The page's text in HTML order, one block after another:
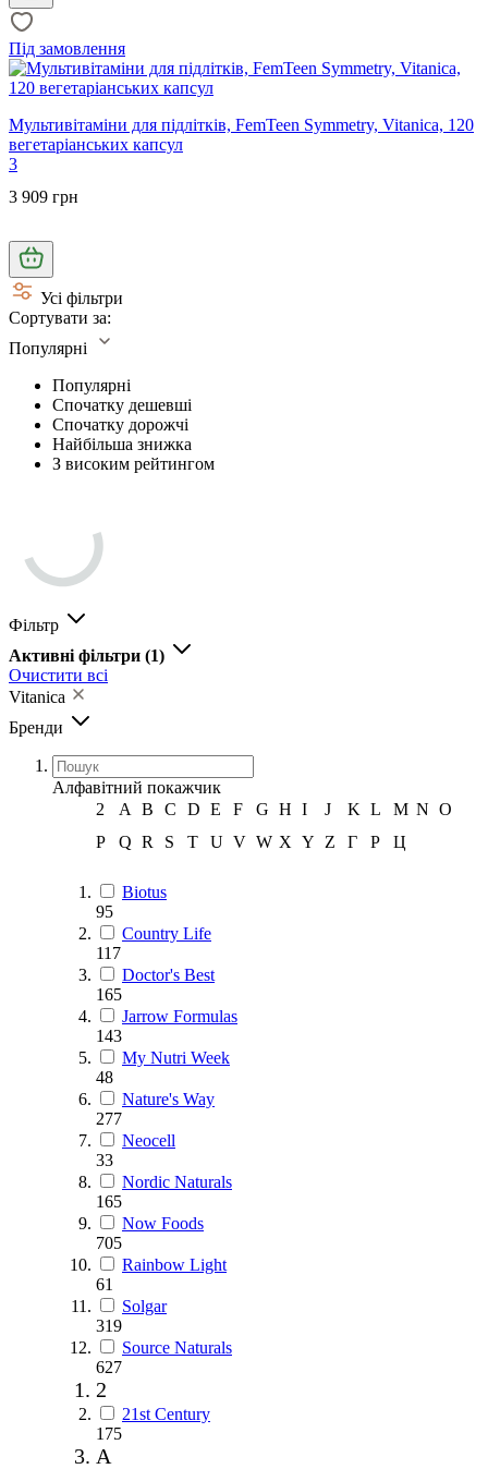
Під замовлення
Мультивітаміни для підлітків, FemTeen Symmetry, Vitanica, 120
вегетаріанських капсул
3
3 909 грн
Усі фільтри
Сортувати за:
Популярні
Популярні
Спочатку дешевші
Спочатку дорожчі
Найбільша знижка
З високим рейтингом
Фільтр
Активні фільтри (1)
Очистити всі
Vitanica
Бренди
Алфавітний покажчик
2
A B C D E F G H I J K L M N O
P
Q R S T U V W X Y Z Г Р Ц
Biotus
95
Country Life
117
Doctor's Best
165
Jarrow Formulas
143
My Nutri Week
48
Nature's Way
277
Neocell
33
Nordic Naturals
165
Now Foods
705
Rainbow Light
61
Solgar
319
Source Naturals
627
2
21st Century
175
A